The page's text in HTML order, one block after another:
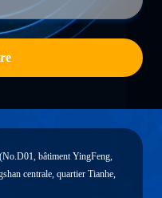
bâtiment YingFeng,
centrale, quartier Tianhe,